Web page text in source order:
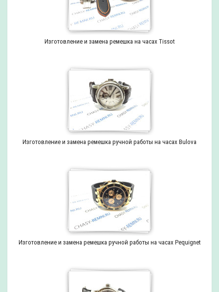
Изготовление и замена ремешка на часах Tissot
Изготовление и замена ремешка ручной работы на часах Bulova
Изготовление и замена ремешка ручной работы на часах Pequignet